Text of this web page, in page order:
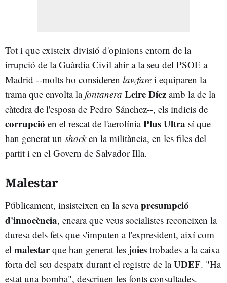
Tot i que existeix divisió d'opinions entorn de la
irrupció de la Guàrdia Civil ahir a la seu del PSOE a
Madrid --molts ho consideren lawfare i equiparen la
trama que envolta lafontanera Leire Díez amb la de la
càtedra de l'esposa de Pedro Sánchez--, els indicis de
corrupció en el rescat de l'aerolíniaPlus Ultra sí que
han generat un shocken la militància, en les files del
partit i en el Govern de Salvador Illa.
Malestar
Públicament, insisteixen en la sevapresumpció
d'innocència, encara que veus socialistes reconeixen la
duresa dels fets que s'imputen a l'expresident, així com
el malestarque han generat les joies trobades a la caixa
forta del seu despatx durant el registre de laUDEF. "Ha
estat una bomba", descriuen les fonts consultades.